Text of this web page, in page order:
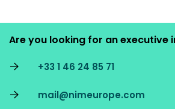
Are you looking for an executive
+33 1 46 24 85 71
mail@nimeurope.com